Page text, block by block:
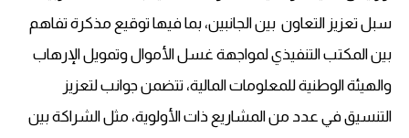
سبل تعزيز التعاون بين الجانبين، بما فيها توقيع مذكرة تفاهم
بين المكتب التنفيذي لمواجهة غسل الأموال وتمويل الإرهاب
والهيئة الوطنية للمعلومات المالية، تتضمن جوانب لتعزيز
التنسيق في عدد من المشاريع ذات الأولوية، مثل الشراكة بين